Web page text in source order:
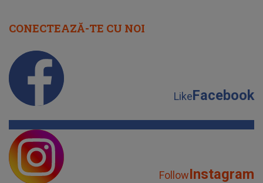
CONECTEAZĂ-TE CU NOI
LikeFacebook
FollowInstagram